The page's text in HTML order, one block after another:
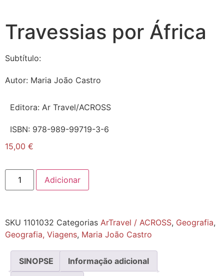
Travessias por África
Subtítulo:
Autor: Maria João Castro
Editora: Ar Travel/ACROSS
ISBN: 978-989-99719-3-6
15,00 €
Adicionar
SKU 1101032 Categorias ArTravel / ACROSS, Geografia,
Geografia, Viagens, Maria João Castro
SINOPSE Informação adicional